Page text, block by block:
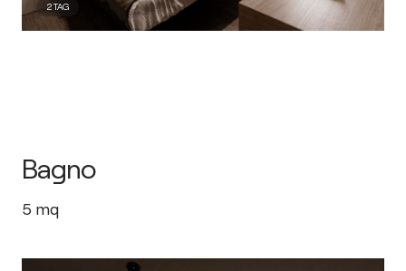
2TAG
Bagno
5 mq